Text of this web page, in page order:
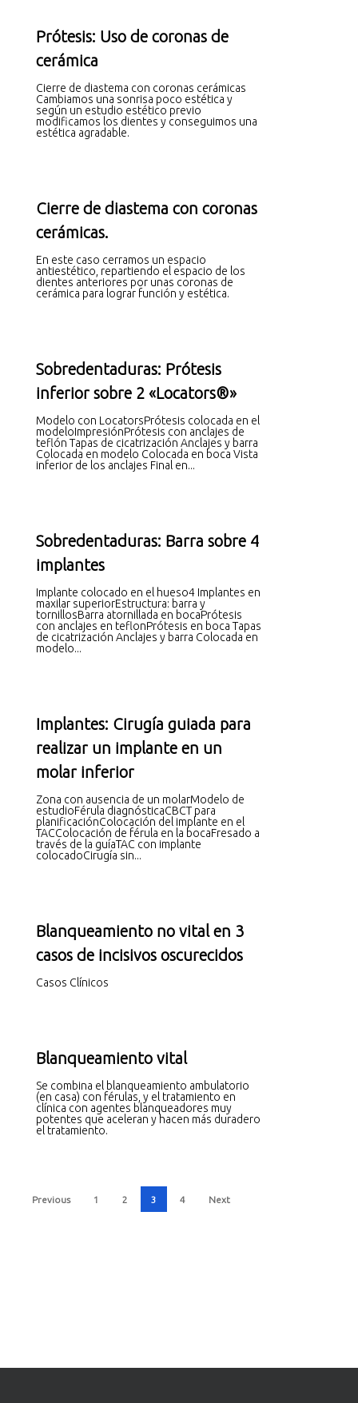
Prótesis: Uso de coronas de
cerámica
Cierre de diastema con coronas cerámicas
Cambiamos una sonrisa poco estética y
según un estudio estético previo
modificamos los dientes y conseguimos una
estética agradable.
Cierre de diastema con coronas
cerámicas.
En este caso cerramos un espacio
antiestético, repartiendo el espacio de los
dientes anteriores por unas coronas de
cerámica para lograr función y estética.
Sobredentaduras: Prótesis
inferior sobre 2 «Locators®»
Modelo con LocatorsPrótesis colocada en el
modeloImpresiónPrótesis con anclajes de
teflón Tapas de cicatrización Anclajes y barra
Colocada en modelo Colocada en boca Vista
inferior de los anclajes Final en...
Sobredentaduras: Barra sobre 4
implantes
Implante colocado en el hueso4 Implantes en
maxilar superiorEstructura: barra y
tornillosBarra atornillada en bocaPrótesis
con anclajes en teflonPrótesis en boca Tapas
de cicatrización Anclajes y barra Colocada en
modelo...
Implantes: Cirugía guiada para
realizar un implante en un
molar inferior
Zona con ausencia de un molarModelo de
estudioFérula diagnósticaCBCT para
planificaciónColocación del implante en el
TACColocación de férula en la bocaFresado a
través de la guíaTAC con implante
colocadoCirugía sin...
Blanqueamiento no vital en 3
casos de incisivos oscurecidos
Casos Clínicos
Blanqueamiento vital
Se combina el blanqueamiento ambulatorio
(en casa) con férulas, y el tratamiento en
clínica con agentes blanqueadores muy
potentes que aceleran y hacen más duradero
el tratamiento.
Previous 1 2 3 4 Next